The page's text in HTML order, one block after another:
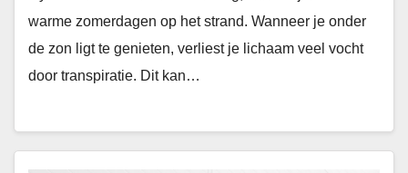
warme zomerdagen op het strand. Wanneer je onder
de zon ligt te genieten, verliest je lichaam veel vocht
door transpiratie. Dit kan…